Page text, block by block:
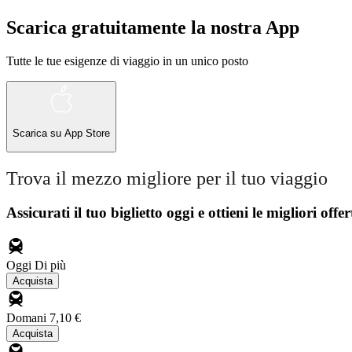
Scarica gratuitamente la nostra App
Tutte le tue esigenze di viaggio in un unico posto
Scarica su App Store
Trova il mezzo migliore per il tuo viaggio
Assicurati il ​​tuo biglietto oggi e ottieni le migliori
Oggi Di più
Acquista
Domani 7,10 €
Acquista